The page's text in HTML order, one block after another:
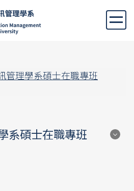
管理學系碩士在職專班
系碩士在職專班
在職專班